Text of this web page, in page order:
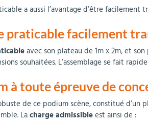
a aussi l’avantage d’être facilement
praticable facilement
avec son plateau de 1m x 2m, et
souhaitées. L’assemblage se fait
à toute épreuve de
de ce podium scène, constitué d’un
Lacharge admissibleest ainsi de :